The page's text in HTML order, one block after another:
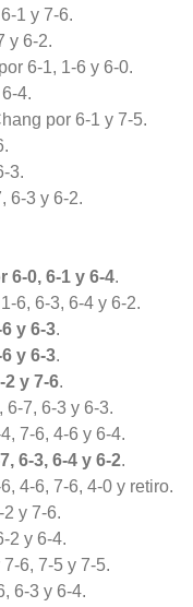
1 y 7-6.
y 6-2.
6-1, 1-6 y 6-0.
4.
por 6-1 y 7-5.
3.
6-3 y 6-2.
6-0, 6-1 y 6-4.
6, 6-3, 6-4 y 6-2.
y 6-3.
y 6-3.
2 y 7-6.
6-7, 6-3 y 6-3.
7-6, 4-6 y 6-4.
6-3, 6-4 y 6-2.
4-6, 7-6, 4-0 y retiro.
y 7-6.
2 y 6-4.
6, 7-5 y 7-5.
6-3 y 6-4.